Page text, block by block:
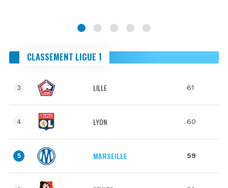
CLASSEMENT LIGUE 1
3 LILLE 61
4 LYON 60
5 MARSEILLE 59